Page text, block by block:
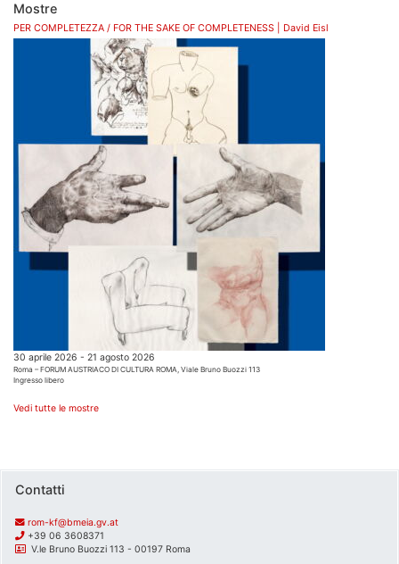
Mostre
PER COMPLETEZZA / FOR THE SAKE OF COMPLETENESS | David Eisl
30 aprile 2026 - 21 agosto 2026
Roma – FORUM AUSTRIACO DI CULTURA ROMA, Viale Bruno Buozzi 113
Ingresso libero
Vedi tutte le mostre
Contatti
rom-kf@bmeia.gv.at
+39 06 3608371
V.le Bruno Buozzi 113 - 00197 Roma